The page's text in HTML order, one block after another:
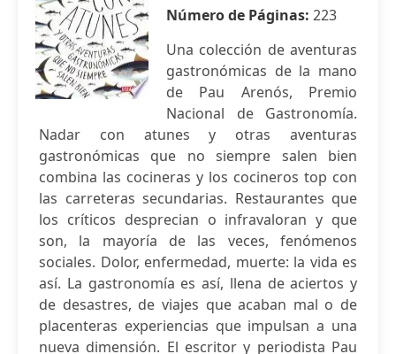
Número de Páginas: 223
Una colección de aventuras
gastronómicas de la mano
de Pau Arenós, Premio
Nacional de Gastronomía.
Nadar con atunes y otras aventuras
gastronómicas que no siempre salen bien
combina las cocineras y los cocineros top con
las carreteras secundarias. Restaurantes que
los críticos desprecian o infravaloran y que
son, la mayoría de las veces, fenómenos
sociales. Dolor, enfermedad, muerte: la vida es
así. La gastronomía es así, llena de aciertos y
de desastres, de viajes que acaban mal o de
placenteras experiencias que impulsan a una
nueva dimensión. El escritor y periodista Pau